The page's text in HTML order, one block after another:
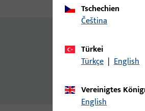
Senkkopfschraube ABC-
Tschechien
čeština
Türkei
Türkçe | English
Vereinigtes
English